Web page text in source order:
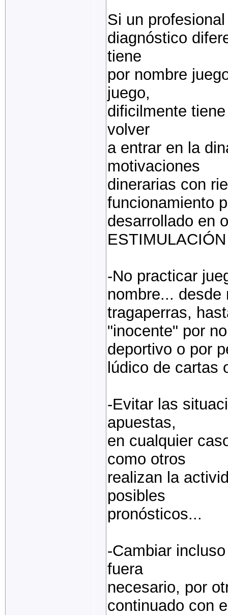
Si un
diagnóstico
tiene
por nombre
juego,
dificilmente
volver
a entrar en la
motivaciones
dinerarias con
funcionamiento
desarrollado en
-No practicar
nombre...
tragaperras,
"inocente" por
deportivo o por
lúdico de cartas
-Evitar las
apuestas,
en cualquier
como otros
realizan la
posibles
pronósticos...
-Cambiar
fuera
necesario, por
continuado con